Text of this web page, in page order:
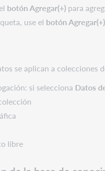
botónAgregar(+)para
use el botónAgregar(+)
se aplican a
si selecciona Datos
libre